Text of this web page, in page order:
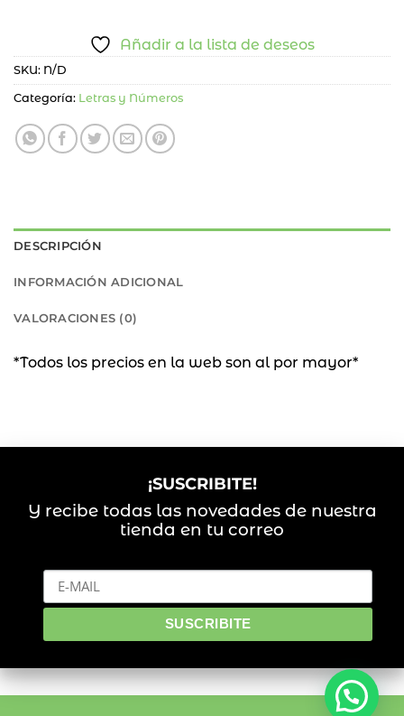
Añadir a la lista de deseos
SKU: N/D
Categoría: Letras y Números
DESCRIPCIÓN
INFORMACIÓN ADICIONAL
VALORACIONES (0)
*Todos los precios en la web son al por mayor*
¡SUSCRIBITE!
Y recibe todas las novedades de nuestra
tienda en tu correo